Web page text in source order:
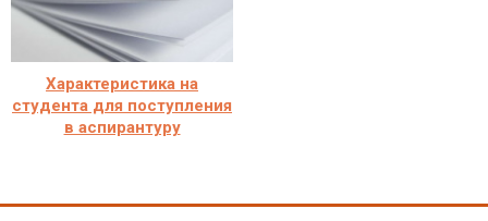
Характеристика на
студента для поступления
в аспирантуру